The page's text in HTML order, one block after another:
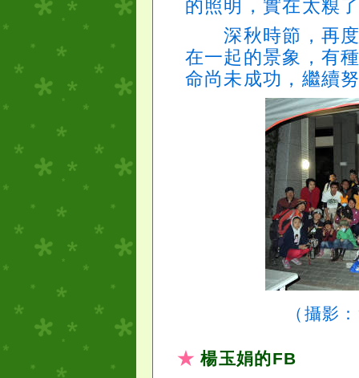
的照明，實在太糗
深秋時節，再度
在一起的景象，有
命尚未成功，繼續
（攝影
★楊玉娟的FB